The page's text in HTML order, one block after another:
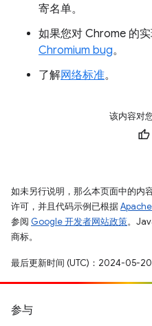
寄名单。
如果您对 Chrome 的
Chromium bug。
了解网络标准。
该内容对
如未另行说明，那么本页面中的内
许可，并且代码示例已根据
参阅 Google 开发者网站政策。
商标。
最后更新时间 (UTC)：2024-05-20
参与